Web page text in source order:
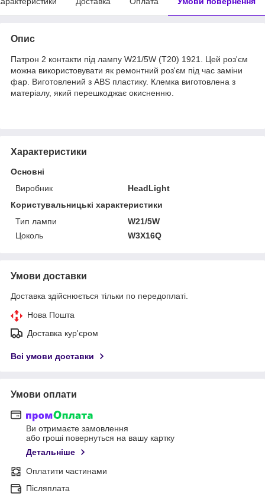
Опис
Патрон 2 контакти під лампу W21/5W (T20) 1921. Цей роз'єм
можна використовувати як ремонтний роз'єм під час заміни
фар. Виготовлений з ABS пластику. Клемка виготовлена з
матеріалу, який перешкоджає окисненню.
Характеристики
Основні
Виробник
HeadLight
Користувальницькі характеристики
Тип лампи
W21/5W
Цоколь
W3X16Q
Умови доставки
Доставка здійснюється тільки по передоплаті.
Нова Пошта
Доставка кур'єром
Всі умови доставки
Умови оплати
Ви отримаєте замовлення
або гроші повернуться на вашу картку
Детальніше
Оплатити частинами
Післяплата